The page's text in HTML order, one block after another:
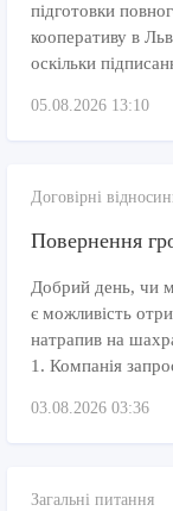
підготовки
кооперативу в
оскільки
05.08.2026 13:10
Договірні
Повернення
Добрий день, чи
є можливість
натрапив на
1. Компанія
03.08.2026 03:36
Загальні питання